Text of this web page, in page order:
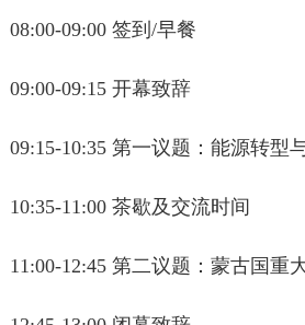
08:00-09:00 签到/早餐
09:00-09:15 开幕致辞
09:15-10:35 第一议题：能源转型
10:35-11:00 茶歇及交流时间
11:00-12:45 第二议题：蒙古国